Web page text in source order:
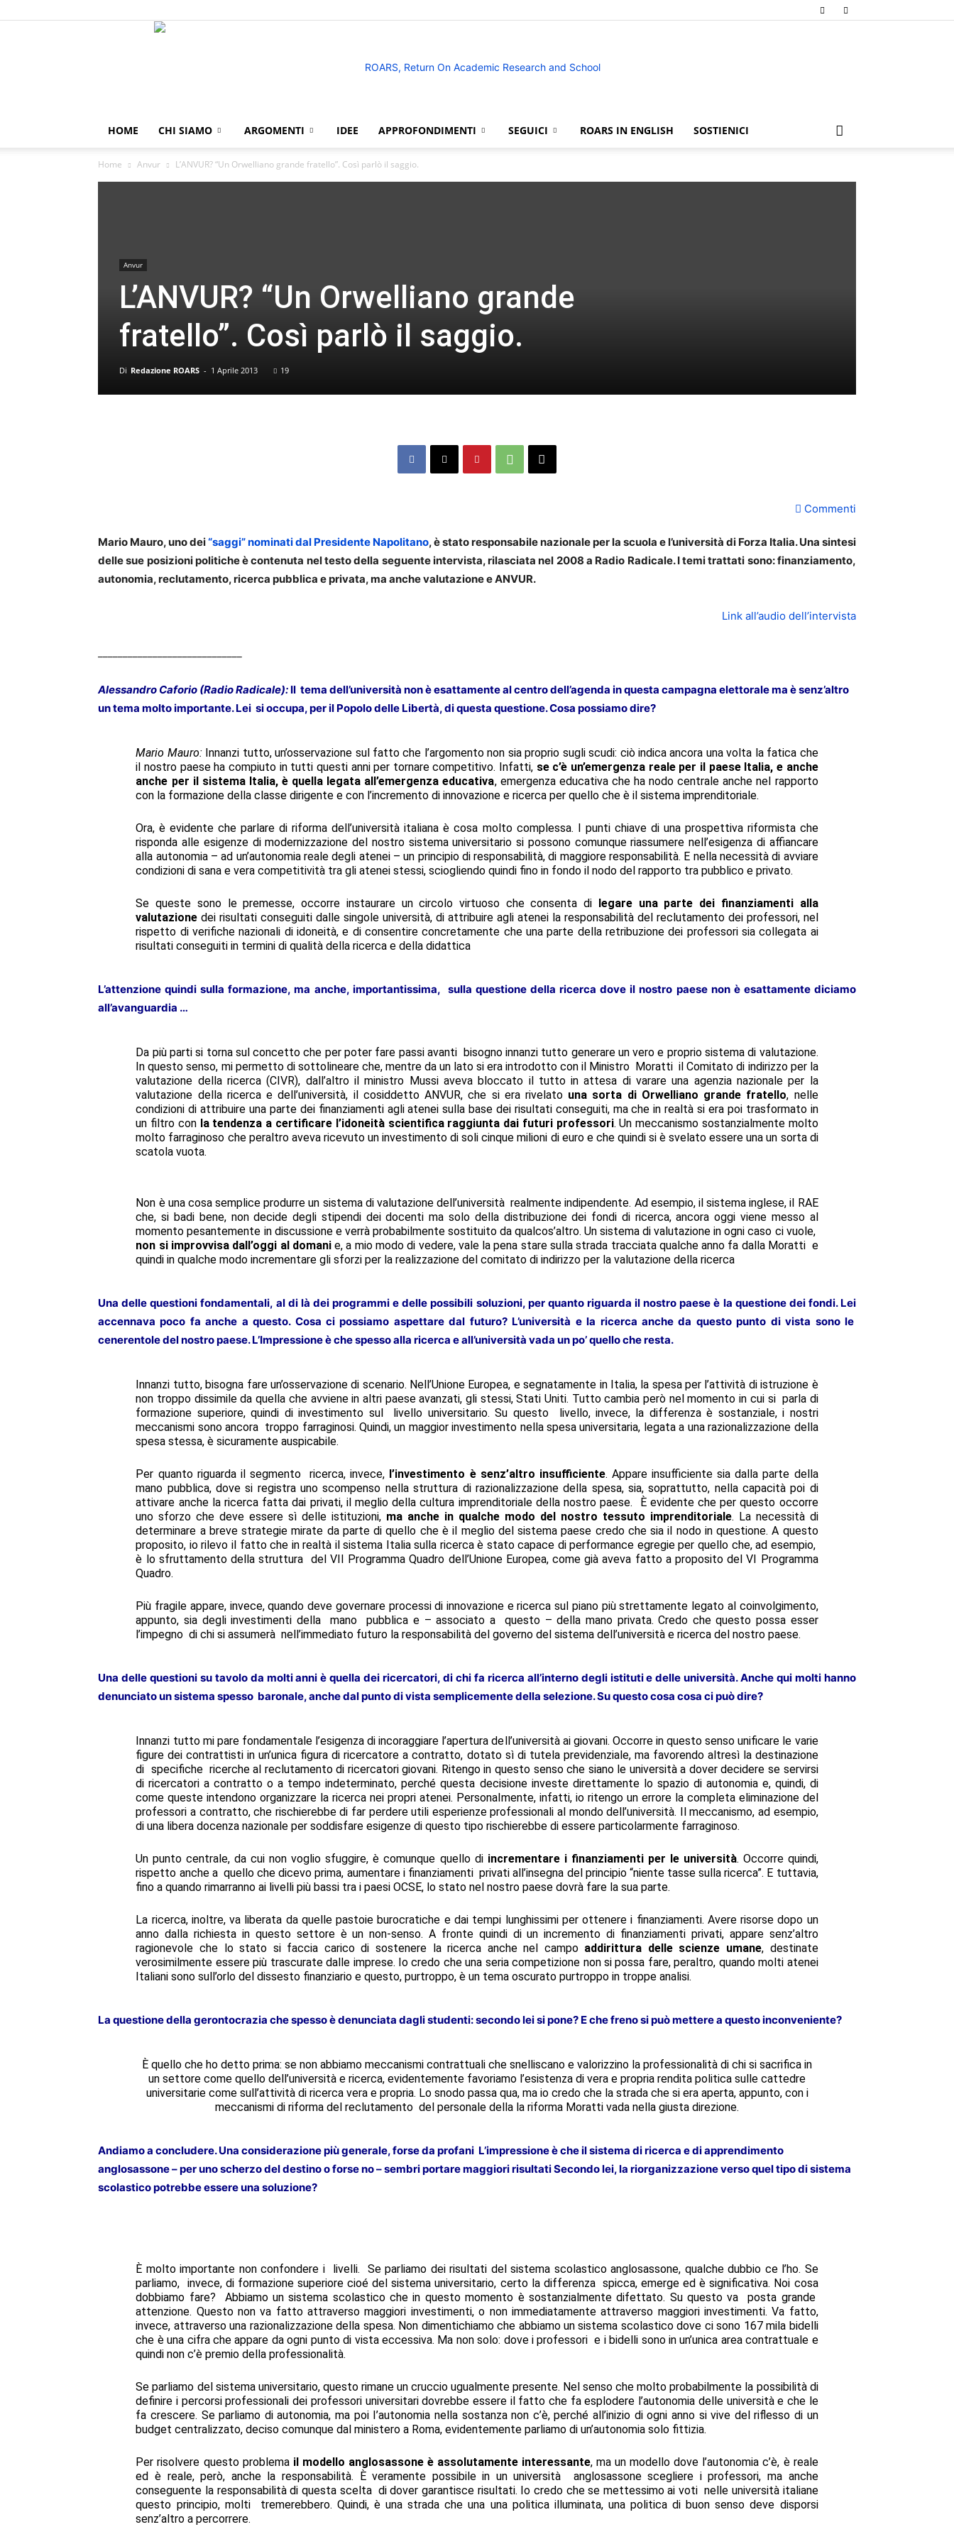
HOME CHI SIAMO ARGOMENTI IDEE APPROFONDIMENTI SEGUICI ROARS IN ENGLISH SOSTIENICI
Home Anvur L’ANVUR? “Un Orwelliano grande fratello”. Così parlò il saggio.
Anvur
L’ANVUR? “Un Orwelliano grande
fratello”. Così parlò il saggio.
Di Redazione ROARS - 1 Aprile 2013 19
Commenti
Mario Mauro, uno dei“saggi” nominati dal Presidente Napolitano, è stato responsabile nazionale per la scuola e l’università di Forza Italia. Una sintesi
delle sue posizioni politiche è contenuta nel testo della seguente intervista, rilasciata nel 2008 a Radio Radicale. I temi trattati sono: finanziamento,
autonomia, reclutamento, ricerca pubblica e privata, ma anche valutazione e ANVUR.
Link all’audio dell’intervista
Alessandro Caforio (Radio Radicale): Il tema dell’università non è esattamente al centro dell’agenda in questa campagna elettorale ma è senz’altro
un tema molto importante. Lei si occupa, per il Popolo delle Libertà, di questa questione. Cosa possiamo dire?
Mario Mauro:Innanzi tutto, un’osservazione sul fatto che l’argomento non sia proprio sugli scudi: ciò indica ancora una volta la fatica che
il nostro paese ha compiuto in tutti questi anni per tornare competitivo. Infatti, se c’è un’emergenza reale per il paese Italia, e anche
anche per il sistema Italia, è quella legata all’emergenza educativa, emergenza educativa che ha nodo centrale anche nel rapporto
con la formazione della classe dirigente e con l’incremento di innovazione e ricerca per quello che è il sistema imprenditoriale.
Ora, è evidente che parlare di riforma dell’università italiana è cosa molto complessa. I punti chiave di una prospettiva riformista che
risponda alle esigenze di modernizzazione del nostro sistema universitario si possono comunque riassumere nell’esigenza di affiancare
alla autonomia – ad un’autonomia reale degli atenei – un principio di responsabilità, di maggiore responsabilità. E nella necessità di avviare
condizioni di sana e vera competitività tra gli atenei stessi, sciogliendo quindi fino in fondo il nodo del rapporto tra pubblico e privato.
Se queste sono le premesse, occorre instaurare un circolo virtuoso che consenta di
legare una parte dei finanziamenti alla
valutazione dei risultati conseguiti dalle singole università, di attribuire agli atenei la responsabilità del reclutamento dei professori, nel
rispetto di verifiche nazionali di idoneità, e di consentire concretamente che una parte della retribuzione dei professori sia collegata ai
risultati conseguiti in termini di qualità della ricerca e della didattica
L’attenzione quindi sulla formazione, ma anche, importantissima, sulla questione della ricerca dove il nostro paese non è esattamente diciamo
all’avanguardia …
Da più parti si torna sul concetto che per poter fare passi avanti bisogno innanzi tutto generare un vero e proprio sistema di valutazione.
In questo senso, mi permetto di sottolineare che, mentre da un lato si era introdotto con il Ministro Moratti il Comitato di indirizzo per la
valutazione della ricerca (CIVR), dall’altro il ministro Mussi aveva bloccato il tutto in attesa di varare una agenzia nazionale per la
valutazione della ricerca e dell’università, il cosiddetto ANVUR, che si era rivelato una sorta di Orwelliano grande fratello, nelle
condizioni di attribuire una parte dei finanziamenti agli atenei sulla base dei risultati conseguiti, ma che in realtà si era poi trasformato in
un filtro con la tendenza a certificare l’idoneità scientifica raggiunta dai futuri professori. Un meccanismo sostanzialmente molto
molto farraginoso che peraltro aveva ricevuto un investimento di soli cinque milioni di euro e che quindi si è svelato essere una un sorta di
scatola vuota.
Non è una cosa semplice produrre un sistema di valutazione dell’università realmente indipendente. Ad esempio, il sistema inglese, il RAE
che, si badi bene, non decide degli stipendi dei docenti ma solo della distribuzione dei fondi di ricerca, ancora oggi viene messo al
momento pesantemente in discussione e verrà probabilmente sostituito da qualcos’altro. Un sistema di valutazione in ogni caso ci vuole,
non si improvvisa dall’oggi al domanie, a mio modo di vedere, vale la pena stare sulla strada tracciata qualche anno fa dalla Moratti e
quindi in qualche modo incrementare gli sforzi per la realizzazione del comitato di indirizzo per la valutazione della ricerca
Una delle questioni fondamentali, al di là dei programmi e delle possibili soluzioni, per quanto riguarda il nostro paese è la questione dei fondi. Lei
accennava poco fa anche a questo. Cosa ci possiamo aspettare dal futuro? L’università e la ricerca anche da questo punto di vista sono le
cenerentole del nostro paese. L’Impressione è che spesso alla ricerca e all’università vada un po’ quello che resta.
Innanzi tutto, bisogna fare un’osservazione di scenario. Nell’Unione Europea, e segnatamente in Italia, la spesa per l’attività di istruzione è
non troppo dissimile da quella che avviene in altri paese avanzati, gli stessi, Stati Uniti. Tutto cambia però nel momento in cui si parla di
formazione superiore, quindi di investimento sul livello universitario. Su questo livello, invece, la differenza è sostanziale, i nostri
meccanismi sono ancora troppo farraginosi. Quindi, un maggior investimento nella spesa universitaria, legata a una razionalizzazione della
spesa stessa, è sicuramente auspicabile.
Per quanto riguarda il segmento ricerca, invece, l’investimento è senz’altro insufficiente. Appare insufficiente sia dalla parte della
mano pubblica, dove si registra uno scompenso nella struttura di razionalizzazione della spesa, sia, soprattutto, nella capacità poi di
attivare anche la ricerca fatta dai privati, il meglio della cultura imprenditoriale della nostro paese. È evidente che per questo occorre
uno sforzo che deve essere sì delle istituzioni, ma anche in qualche modo del nostro tessuto imprenditoriale. La necessità di
determinare a breve strategie mirate da parte di quello che è il meglio del sistema paese credo che sia il nodo in questione. A questo
proposito, io rilevo il fatto che in realtà il sistema Italia sulla ricerca è stato capace di performance egregie per quello che, ad esempio,
è lo sfruttamento della struttura del VII Programma Quadro dell’Unione Europea, come già aveva fatto a proposito del VI Programma
Quadro.
Più fragile appare, invece, quando deve governare processi di innovazione e ricerca sul piano più strettamente legato al coinvolgimento,
appunto, sia degli investimenti della mano pubblica e – associato a questo – della mano privata. Credo che questo possa esser
l’impegno di chi si assumerà nell’immediato futuro la responsabilità del governo del sistema dell’università e ricerca del nostro paese.
Una delle questioni su tavolo da molti anni è quella dei ricercatori, di chi fa ricerca all’interno degli istituti e delle università. Anche qui molti hanno
denunciato un sistema spesso baronale, anche dal punto di vista semplicemente della selezione. Su questo cosa cosa ci può dire?
Innanzi tutto mi pare fondamentale l’esigenza di incoraggiare l’apertura dell’università ai giovani. Occorre in questo senso unificare le varie
figure dei contrattisti in un’unica figura di ricercatore a contratto, dotato sì di tutela previdenziale, ma favorendo altresì la destinazione
di specifiche ricerche al reclutamento di ricercatori giovani. Ritengo in questo senso che siano le università a dover decidere se servirsi
di ricercatori a contratto o a tempo indeterminato, perché questa decisione investe direttamente lo spazio di autonomia e, quindi, di
come queste intendono organizzare la ricerca nei propri atenei. Personalmente, infatti, io ritengo un errore la completa eliminazione del
professori a contratto, che rischierebbe di far perdere utili esperienze professionali al mondo dell’università. Il meccanismo, ad esempio,
di una libera docenza nazionale per soddisfare esigenze di questo tipo rischierebbe di essere particolarmente farraginoso.
Un punto centrale, da cui non voglio sfuggire, è comunque quello di incrementare i finanziamenti per le università. Occorre quindi,
rispetto anche a quello che dicevo prima, aumentare i finanziamenti privati all’insegna del principio “niente tasse sulla ricerca”. E tuttavia,
fino a quando rimarranno ai livelli più bassi tra i paesi OCSE, lo stato nel nostro paese dovrà fare la sua parte.
La ricerca, inoltre, va liberata da quelle pastoie burocratiche e dai tempi lunghissimi per ottenere i finanziamenti. Avere risorse dopo un
anno dalla richiesta in questo settore è un non-senso. A fronte quindi di un incremento di finanziamenti privati, appare senz’altro
ragionevole che lo stato si faccia carico di sostenere la ricerca anche nel campo addirittura delle scienze umane, destinate
verosimilmente essere più trascurate dalle imprese. Io credo che una seria competizione non si possa fare, peraltro, quando molti atenei
Italiani sono sull’orlo del dissesto finanziario e questo, purtroppo, è un tema oscurato purtroppo in troppe analisi.
La questione della gerontocrazia che spesso è denunciata dagli studenti: secondo lei si pone? E che freno si può mettere a questo inconveniente?
È quello che ho detto prima: se non abbiamo meccanismi contrattuali che snelliscano e valorizzino la professionalità di chi si sacrifica in
un settore come quello dell’università e ricerca, evidentemente favoriamo l’esistenza di vera e propria rendita politica sulle cattedre
universitarie come sull’attività di ricerca vera e propria. Lo snodo passa qua, ma io credo che la strada che si era aperta, appunto, con i
meccanismi di riforma del reclutamento del personale della la riforma Moratti vada nella giusta direzione.
Andiamo a concludere. Una considerazione più generale, forse da profani L’impressione è che il sistema di ricerca e di apprendimento
anglosassone – per uno scherzo del destino o forse no – sembri portare maggiori risultati Secondo lei, la riorganizzazione verso quel tipo di sistema
scolastico potrebbe essere una soluzione?
È molto importante non confondere i livelli. Se parliamo dei risultati del sistema scolastico anglosassone, qualche dubbio ce l’ho. Se
parliamo, invece, di formazione superiore cioé del sistema universitario, certo la differenza spicca, emerge ed è significativa. Noi cosa
dobbiamo fare? Abbiamo un sistema scolastico che in questo momento è sostanzialmente difettato. Su questo va posta grande
attenzione. Questo non va fatto attraverso maggiori investimenti, o non immediatamente attraverso maggiori investimenti. Va fatto,
invece, attraverso una razionalizzazione della spesa. Non dimentichiamo che abbiamo un sistema scolastico dove ci sono 167 mila bidelli
che è una cifra che appare da ogni punto di vista eccessiva. Ma non solo: dove i professori e i bidelli sono in un’unica area contrattuale e
quindi non c’è premio della professionalità.
Se parliamo del sistema universitario, questo rimane un cruccio ugualmente presente. Nel senso che molto probabilmente la possibilità di
definire i percorsi professionali dei professori universitari dovrebbe essere il fatto che fa esplodere l’autonomia delle università e che le
fa crescere. Se parliamo di autonomia, ma poi I’autonomia nella sostanza non c’è, perché all’inizio di ogni anno si vive del riflesso di un
budget centralizzato, deciso comunque dal ministero a Roma, evidentemente parliamo di un’autonomia solo fittizia.
Per risolvere questo problema il modello anglosassone è assolutamente interessante, ma un modello dove l’autonomia c’è, è reale
ed è reale, però, anche la responsabilità. È veramente possibile in un università anglosassone scegliere i professori, ma anche
conseguente la responsabilità di questa scelta di dover garantisce risultati. Io credo che se mettessimo ai voti nelle università italiane
questo principio, molti tremerebbero. Quindi, è una strada che una una politica illuminata, una politica di buon senso deve disporsi
senz’altro a percorrere.